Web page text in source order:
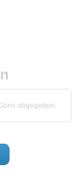
abgegeben.